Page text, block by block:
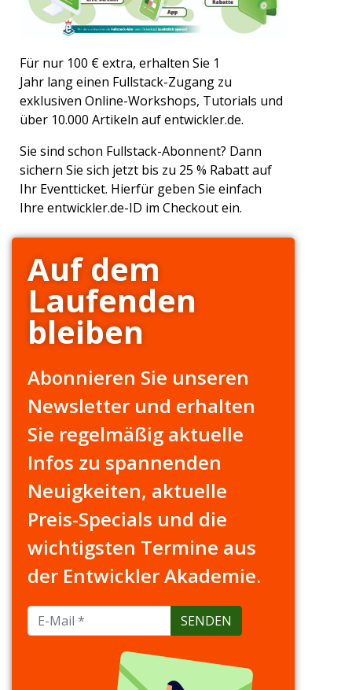
Für nur 100 € extra, erhalten Sie 1
Jahr lang einen Fullstack-Zugang zu
exklusiven Online-Workshops, Tutorials und
über 10.000 Artikeln auf entwickler.de.
Sie sind schon Fullstack-Abonnent? Dann
sichern Sie sich jetzt bis zu 25 % Rabatt auf
Ihr Eventticket. Hierfür geben Sie einfach
Ihre entwickler.de-ID im Checkout ein.
Auf dem
Laufenden
bleiben
Abonnieren Sie unseren
Newsletter und erhalten
Sie regelmäßig aktuelle
Infos zu spannenden
Neuigkeiten, aktuelle
Preis-Specials und die
wichtigsten Termine aus
der Entwickler Akademie.
SENDEN